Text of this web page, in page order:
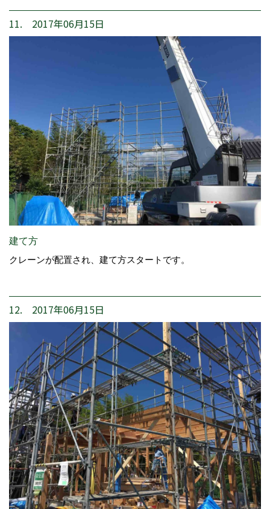
11. 2017年06月15日
建て方
クレーンが配置され、建て方スタートです。
12. 2017年06月15日